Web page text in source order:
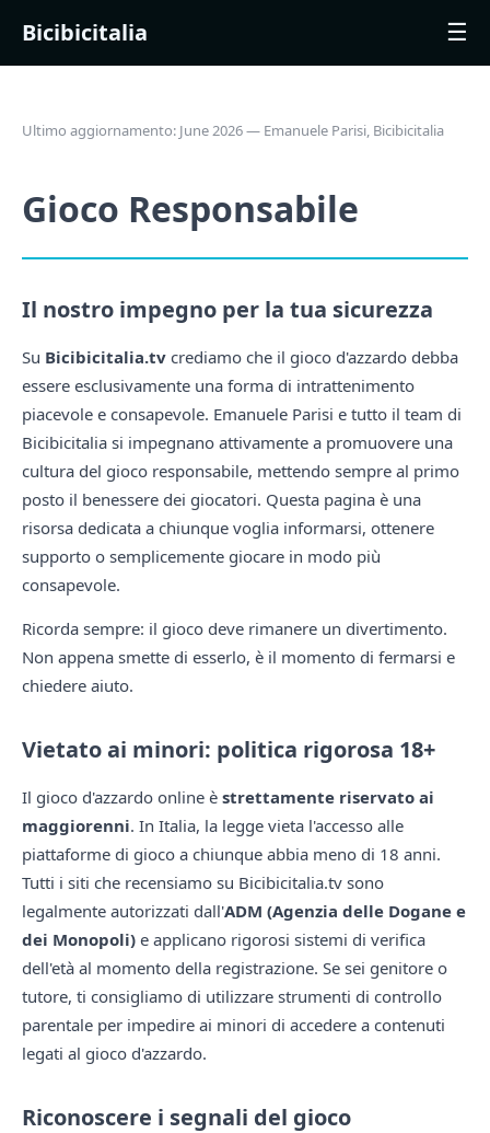
Bicibicitalia ☰
Ultimo aggiornamento: June 2026 — Emanuele Parisi, Bicibicitalia
Gioco Responsabile
Il nostro impegno per la tua sicurezza
Su Bicibicitalia.tv crediamo che il gioco d'azzardo debba
essere esclusivamente una forma di intrattenimento
piacevole e consapevole. Emanuele Parisi e tutto il team di
Bicibicitalia si impegnano attivamente a promuovere una
cultura del gioco responsabile, mettendo sempre al primo
posto il benessere dei giocatori. Questa pagina è una
risorsa dedicata a chiunque voglia informarsi, ottenere
supporto o semplicemente giocare in modo più
consapevole.
Ricorda sempre: il gioco deve rimanere un divertimento.
Non appena smette di esserlo, è il momento di fermarsi e
chiedere aiuto.
Vietato ai minori: politica rigorosa 18+
Il gioco d'azzardo online è strettamente riservato ai
maggiorenni. In Italia, la legge vieta l'accesso alle
piattaforme di gioco a chiunque abbia meno di 18 anni.
Tutti i siti che recensiamo su Bicibicitalia.tv sono
legalmente autorizzati dall'ADM (Agenzia delle Dogane e
dei Monopoli) e applicano rigorosi sistemi di verifica
dell'età al momento della registrazione. Se sei genitore o
tutore, ti consigliamo di utilizzare strumenti di controllo
parentale per impedire ai minori di accedere a contenuti
legati al gioco d'azzardo.
Riconoscere i segnali del gioco